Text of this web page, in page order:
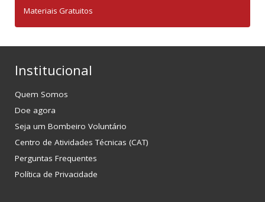
Materiais Gratuitos
Institucional
Quem Somos
Doe agora
Seja um Bombeiro Voluntário
Centro de Atividades Técnicas (CAT)
Perguntas Frequentes
Política de Privacidade